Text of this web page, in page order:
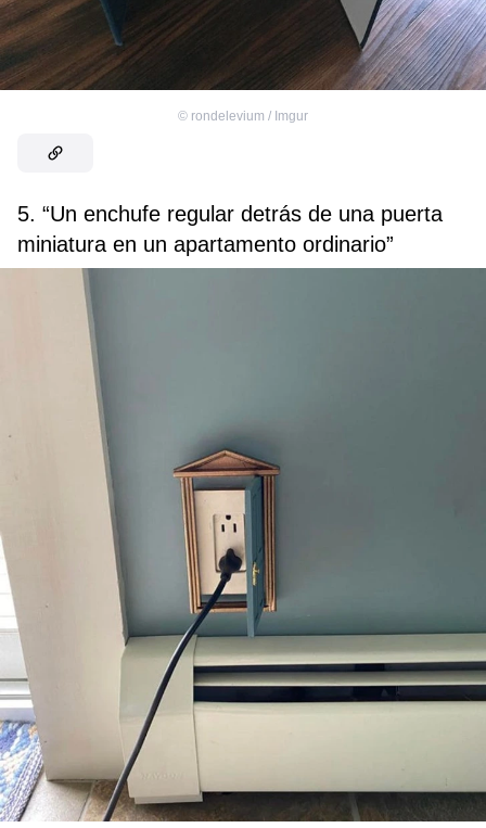
© rondelevium / Imgur
5. “Un enchufe regular detrás de una puerta
miniatura en un apartamento ordinario”